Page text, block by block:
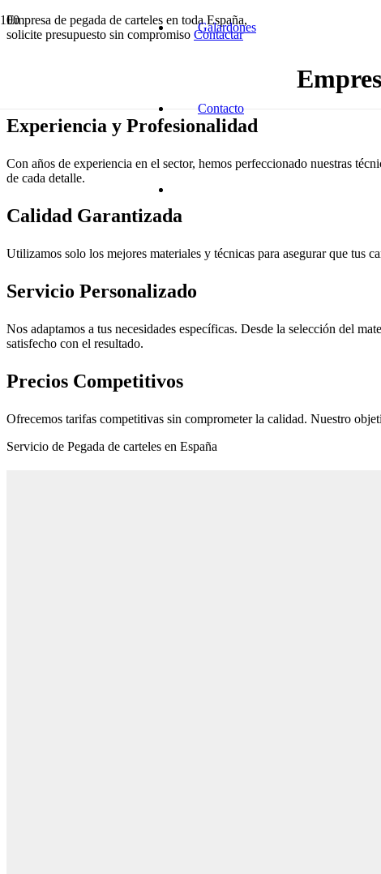
Galardones
Contacto
Empresa de pegada de carteles en toda España,
solicite presupuesto sin compromiso Contactar
Experiencia y Profesionalidad
Con años de experiencia en el sector, hemos perfeccionado nuestras
de cada detalle.
Calidad Garantizada
Utilizamos solo los mejores materiales y técnicas para asegurar que tus
Servicio Personalizado
Nos adaptamos a tus necesidades específicas. Desde la selección del
satisfecho con el resultado.
Precios Competitivos
Ofrecemos tarifas competitivas sin comprometer la calidad. Nuestro
Servicio de Pegada de carteles en España